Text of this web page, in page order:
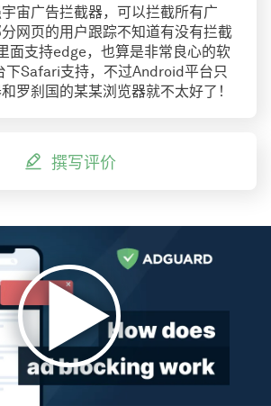
宙广告拦截器，可以拦截所有广
网页的用户跟踪不知道有没有拦截
面支持edge，也算是非常良心的软
下Safari支持，不过Android平台只
罗刹国的某某浏览器就不太好了！
撰写评价